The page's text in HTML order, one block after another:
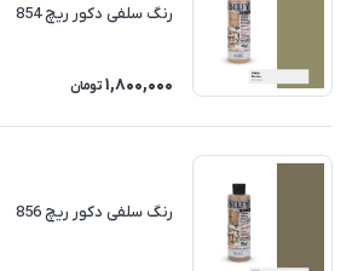
رنگ سلفی دکور ریچ 854
1,800,000 تومان
رنگ سلفی دکور ریچ 856